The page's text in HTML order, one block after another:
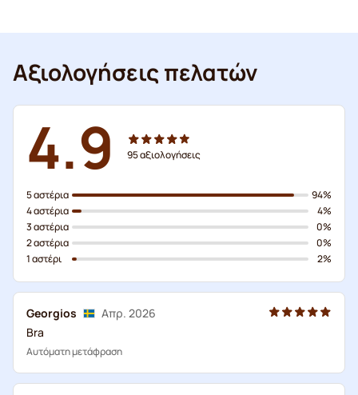
Αξιολογήσεις πελατών
4.9 95αξιολογήσεις
5 αστέρια
4 αστέρια
3 αστέρια
2 αστέρια
1 αστέρι
94%
4%
0%
0%
2%
Georgios
Απρ. 2026
Bra
Αυτόματη μετάφραση